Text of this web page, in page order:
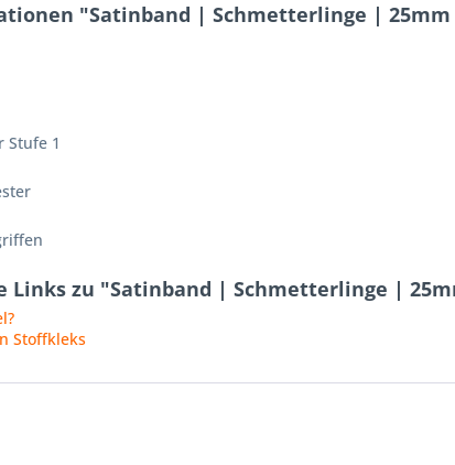
"Satinband | Schmetterlinge |
Stufe 1
Links zu "Satinband | Schmetterlinge |
Stoffkleks